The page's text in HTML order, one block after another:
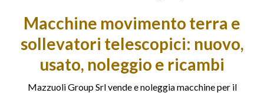
Macchine movimento terra e
sollevatori telescopici: nuovo,
usato, noleggio e ricambi
Mazzuoli Group Srl vende e noleggia macchine per il